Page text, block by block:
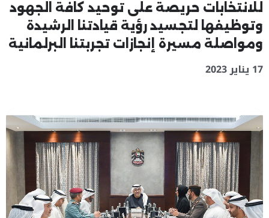
للانتخابات حريصة على توحيد كافة الجهود
وتوظيفها لتجسيد رؤية قيادتنا الرشيدة
ومواصلة مسيرة إنجازات تجربتنا البرلمانية
17 يناير 2023